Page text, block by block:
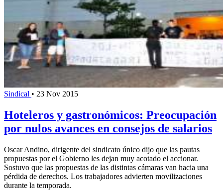
Sindical • 23 Nov 2015
Hoteleros y gastronómicos: Preocupación
por nulos avances en consejos de salarios
Oscar Andino, dirigente del sindicato único dijo que las pautas
propuestas por el Gobierno les dejan muy acotado el accionar.
Sostuvo que las propuestas de las distintas cámaras van hacia una
pérdida de derechos. Los trabajadores advierten movilizaciones
durante la temporada.